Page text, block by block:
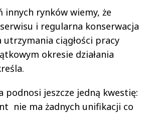
innych rynków wiemy, że
i regularna konserwacja
utrzymania ciągłości pracy
okresie działania
podnosi jeszcze jedną kwestię:
nie ma żadnych unifikacji co